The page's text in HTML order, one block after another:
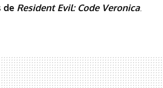
de Resident Evil: Code Veronica.